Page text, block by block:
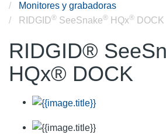
Monitores y grabadoras
RIDGID® SeeSnake® HQx® DOCK
RIDGID®
HQx® DOCK